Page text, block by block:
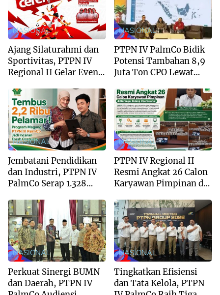
NASIONAL
Ajang Silaturahmi dan
Sportivitas, PTPN IV
Regional II Gelar Event
One Spirit, One Victory’
NASIONAL
PTPN IV PalmCo Bidik
Potensi Tambahan 8,9
Juta Ton CPO Lewat
NASIONAL
Jembatani Pendidikan
dan Industri, PTPN IV
PalmCo Serap 1.328
Tahun
NASIONAL
PTPN IV Regional II
Resmi Angkat 26 Calon
Karyawan Pimpinan di
Operasional
NASIONAL
Perkuat Sinergi BUMN
dan Daerah, PTPN IV
NASIONAL
Tingkatkan Efisiensi
dan Tata Kelola, PTPN